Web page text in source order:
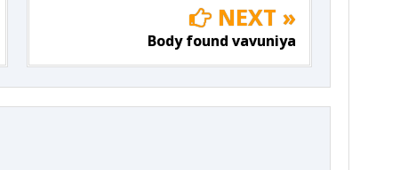
NEXT »
Body found vavuniya